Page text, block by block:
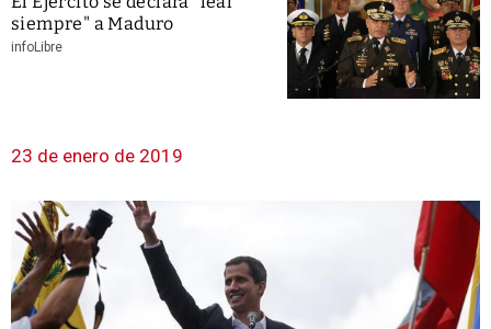
siempre" a Maduro
infoLibre
23 de enero de 2019